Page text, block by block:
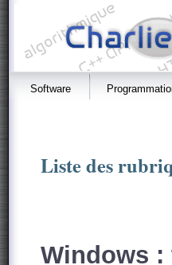
Software
Liste des
Windows